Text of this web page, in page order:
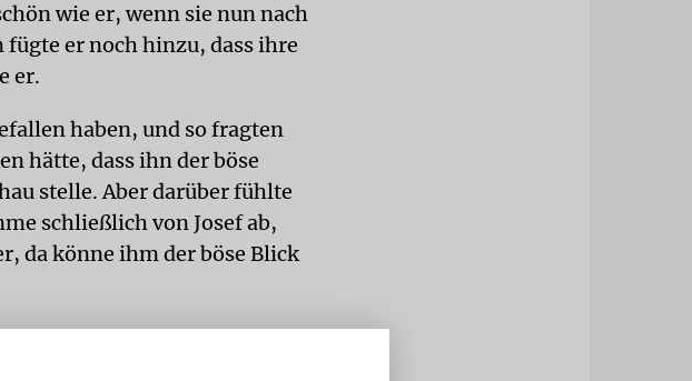
wie er, wenn sie nun nach
er noch hinzu, dass ihre
er.
haben, und so fragten
hätte, dass ihn der böse
stelle. Aber darüber fühlte
schließlich von Josef ab,
da könne ihm der böse Blick